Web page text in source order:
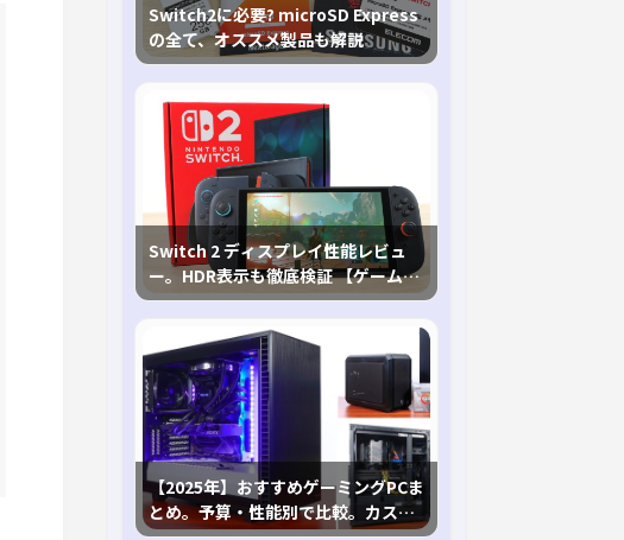
Switch2に必要? microSD Express
の全て、オススメ製品も解説
Switch 2 ディスプレイ性能レビュ
ー。HDR表示も徹底検証 【ゲームに
おけるHDRの未来を切り開く1台！】
【2025年】おすすめゲーミングPCま
とめ。予算・性能別で比較。カスタ